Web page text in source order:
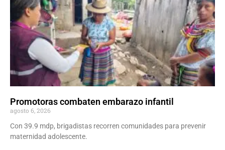
Promotoras combaten embarazo infantil
agosto 6, 2026
Con 39.9 mdp, brigadistas recorren comunidades para prevenir
maternidad adolescente.